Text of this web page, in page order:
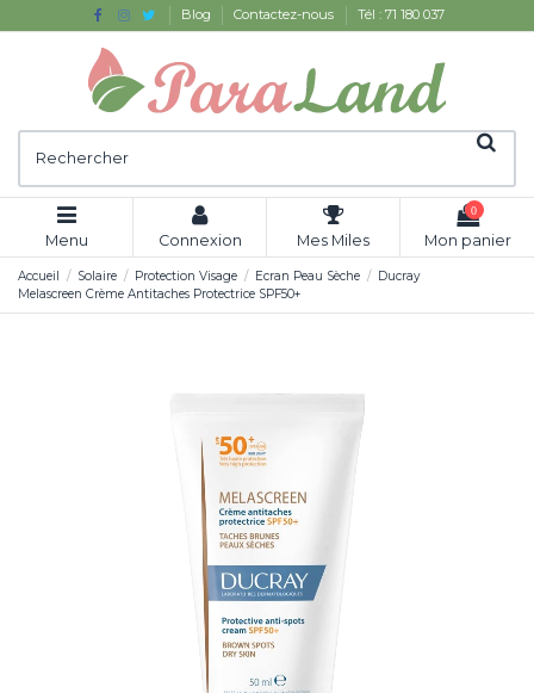
Blog Contactez-nous Tél : 71 180 037
Menu Connexion Mes Miles
0
Mon panier
Accueil Solaire Protection Visage Ecran Peau Sèche
Ducray
Melascreen Crème Antitaches Protectrice SPF50+